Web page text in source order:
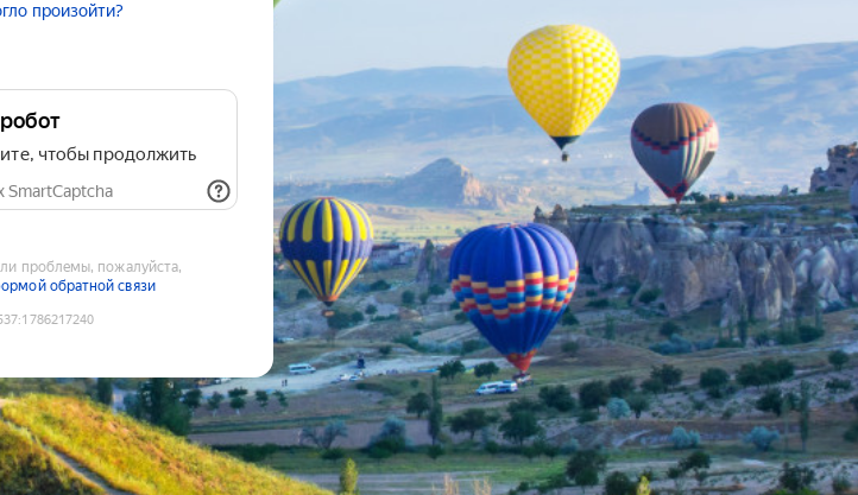
произойти?
робот
чтобы продолжить
SmartCaptcha
проблемы, пожалуйста,
обратной связи
:1786217240